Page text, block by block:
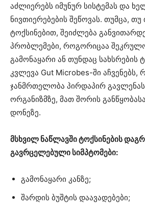
აძლიერებს იმუნურ სისტემას და
ნივთიერებების შეწოვას. თუმცა, თუ
ტოქსინებით, შეიძლება
პრობლემები, როგორიცაა
გამონაყარი ან თუნდაც სახსრების
კვლევა Gut Microbes-ში აჩვენებს,
ჯანმრთელობა პირდაპირ
ორგანიზმზე, მათ შორის
დონეზე.
მსხვილ ნაწლავში ტოქსინების
გავრცელებული სიმპტომები:
გამონაყარი კანზე;
შარდის ბუშტის დაავადებები;